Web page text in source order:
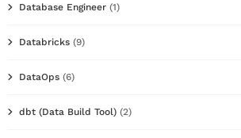
Database Engineer (1)
Databricks (9)
DataOps (6)
dbt (Data Build Tool) (2)